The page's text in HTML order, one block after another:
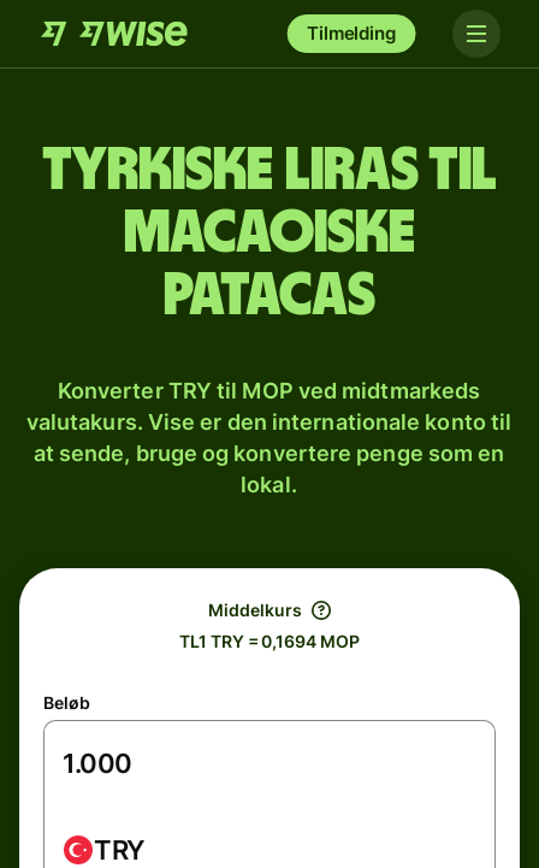
Tilmelding
Tyrkiske liras til
macaoiske
patacas
Konverter TRY til MOP ved midtmarkeds
valutakurs. Vise er den internationale konto til
at sende, bruge og konvertere penge som en
lokal.
Middelkurs
TL1 TRY = 0,1694 MOP
Beløb
TRY